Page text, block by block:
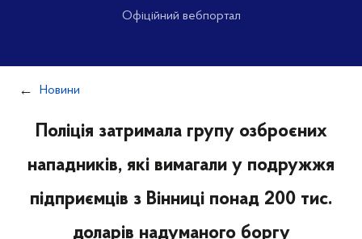
Офіційний вебпортал
Новини
Поліція затримала групу озброєних
нападників, які вимагали у подружжя
підприємців з Вінниці понад 200 тис.
доларів надуманого боргу